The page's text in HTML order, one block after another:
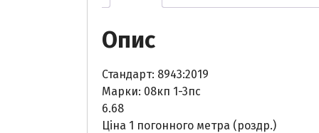
Опис
Стандарт: 8943:2019
Марки: 08кп 1-3пс
6.68
Ціна 1 погонного метра (роздр.)